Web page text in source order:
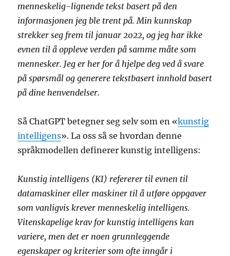
menneskelig-lignende tekst basert på den
informasjonen jeg ble trent på. Min kunnskap
strekker seg frem til januar 2022, og jeg har ikke
evnen til å oppleve verden på samme måte som
mennesker. Jeg er her for å hjelpe deg ved å svare
på spørsmål og generere tekstbasert innhold basert
på dine henvendelser.
Så ChatGPT betegner seg selv som en «kunstig
intelligens». La oss så se hvordan denne
språkmodellen definerer kunstig intelligens:
Kunstig intelligens (KI) refererer til evnen til
datamaskiner eller maskiner til å utføre oppgaver
som vanligvis krever menneskelig intelligens.
Vitenskapelige krav for kunstig intelligens kan
variere, men det er noen grunnleggende
egenskaper og kriterier som ofte inngår i